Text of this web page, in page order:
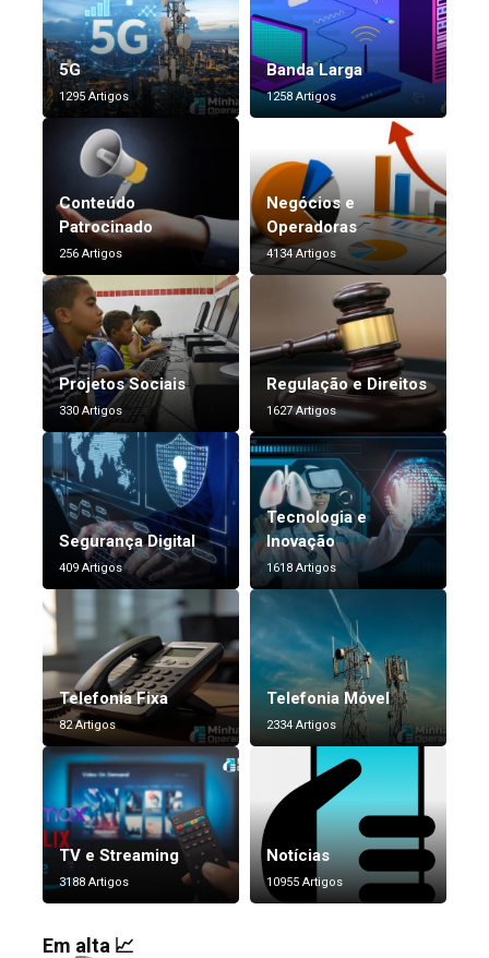
5G
1295 Artigos
Banda Larga
1258 Artigos
Conteúdo
Patrocinado
256 Artigos
Negócios e
Operadoras
4134 Artigos
Projetos Sociais
330 Artigos
Regulação e Direitos
1627 Artigos
Segurança Digital
409 Artigos
Tecnologia e
Inovação
1618 Artigos
Telefonia Fixa
82 Artigos
Telefonia Móvel
2334 Artigos
TV e Streaming
3188 Artigos
Notícias
10955 Artigos
Em alta 📈